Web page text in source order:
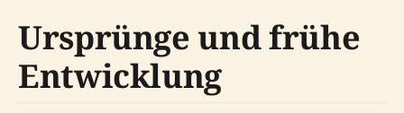
Ursprünge und frühe
Entwicklung